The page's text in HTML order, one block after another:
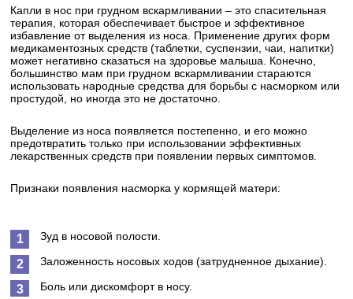
Капли в нос при грудном вскармливании – это спасительная
терапия, которая обеспечивает быстрое и эффективное
избавление от выделения из носа. Применение других форм
медикаментозных средств (таблетки, суспензии, чаи, напитки)
может негативно сказаться на здоровье малыша. Конечно,
большинство мам при грудном вскармливании стараются
использовать народные средства для борьбы с насморком или
простудой, но иногда это не достаточно.
Выделение из носа появляется постепенно, и его можно
предотвратить только при использовании эффективных
лекарственных средств при появлении первых симптомов.
Признаки появления насморка у кормящей матери:
Зуд в носовой полости.
Заложенность носовых ходов (затрудненное дыхание).
Боль или дискомфорт в носу.